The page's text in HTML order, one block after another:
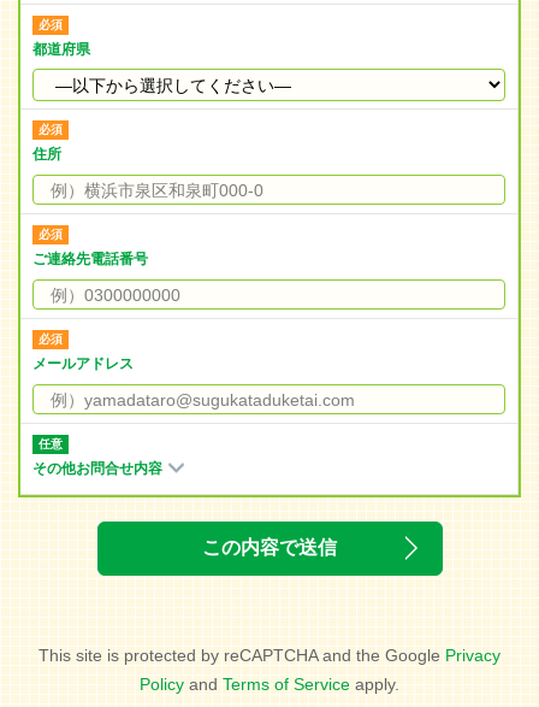
都道府県
住所
ご連絡先電話番号
メールアドレス
その他お問合せ内容
This site is protected by reCAPTCHA and the Google Privacy
Policy and Terms of Service apply.